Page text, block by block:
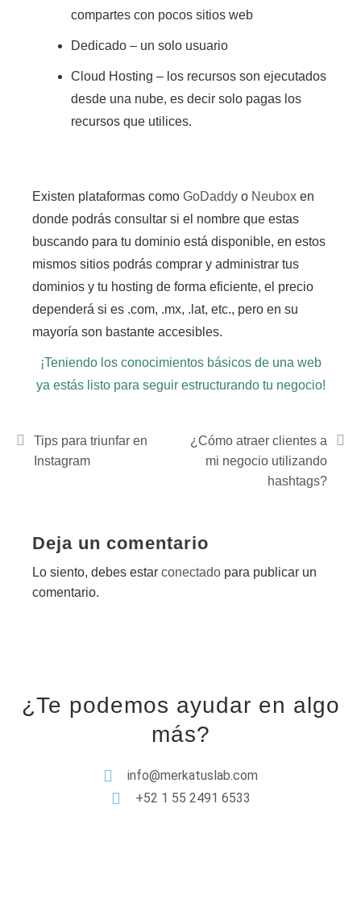
compartes con pocos sitios web
Dedicado – un solo usuario
Cloud Hosting – los recursos son ejecutados
desde una nube, es decir solo pagas los
recursos que utilices.
Existen plataformas como GoDaddy o Neubox en
donde podrás consultar si el nombre que estas
buscando para tu dominio está disponible, en estos
mismos sitios podrás comprar y administrar tus
dominios y tu hosting de forma eficiente, el precio
dependerá si es .com, .mx, .lat, etc., pero en su
mayoría son bastante accesibles.
¡Teniendo los conocimientos básicos de una web
ya estás listo para seguir estructurando tu negocio!
Navegación
de
Tips para triunfar en
Instagram
¿Cómo atraer clientes a
mi negocio utilizando
hashtags?
Deja un comentario
Lo siento, debes estar conectado para publicar un
comentario.
¿Te podemos ayudar en algo
más?
info@merkatuslab.com
+52 1 55 2491 6533